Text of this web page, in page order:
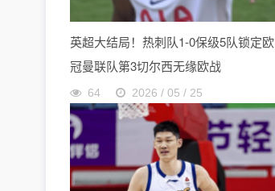
英超大结局！热刺队1-0保级5队锁定欧
冠曼联队第3切尔西无缘欧战
64 2026 / 05 / 25